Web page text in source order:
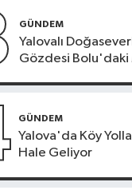
GÜNDEM
Yalovalı
Gözdesi Bolu'daki
GÜNDEM
Yalova'da Köy
Hale Geliyor